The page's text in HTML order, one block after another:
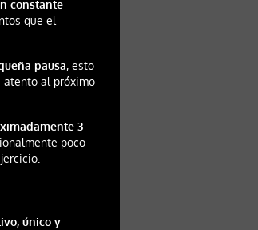
constante
que el
pausa, esto
atento al próximo
3
poco
único y